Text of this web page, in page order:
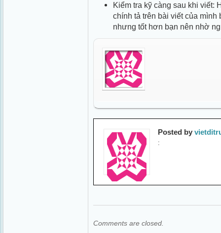
Kiểm tra kỹ càng sau khi viết:
chính tả trên bài viết của
nhưng tốt hơn bạn nên nhờ
Posted by
:
Comments are closed.